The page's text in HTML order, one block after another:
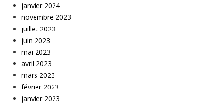
janvier 2024
novembre 2023
juillet 2023
juin 2023
mai 2023
avril 2023
mars 2023
février 2023
janvier 2023